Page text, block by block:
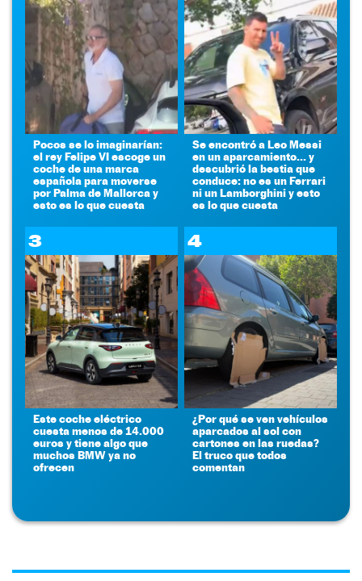
Pocos se lo imaginarían:
el rey Felipe VI escoge un
coche de una marca
española para moverse
por Palma de Mallorca y
esto es lo que cuesta
Se encontró a Leo Messi
en un aparcamiento... y
descubrió la bestia que
conduce: no es un Ferrari
ni un Lamborghini y esto
es lo que cuesta
3
Este coche eléctrico
cuesta menos de 14.000
euros y tiene algo que
muchos BMW ya no
ofrecen
4
¿Por qué se ven vehículos
aparcados al sol con
cartones en las ruedas?
El truco que todos
comentan